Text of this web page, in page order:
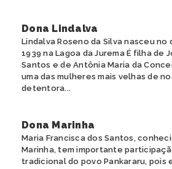
Dona Lindalva
Lindalva Roseno da Silva nasceu no
1939 na Lagoa da Jurema É filha de
Santos e de Antônia Maria da
uma das mulheres mais velhas de
detentora...
Dona Marinha
Maria Francisca dos Santos,
Marinha, tem importante
tradicional do povo Pankararu, pois